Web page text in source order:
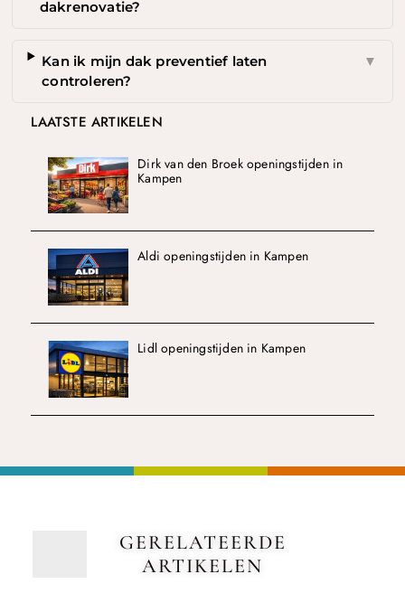
dakrenovatie?
Kan ik mijn dak preventief laten
controleren?
▼
LAATSTE ARTIKELEN
Dirk van den Broek openingstijden in
Kampen
Aldi openingstijden in Kampen
Lidl openingstijden in Kampen
GERELATEERDE
ARTIKELEN